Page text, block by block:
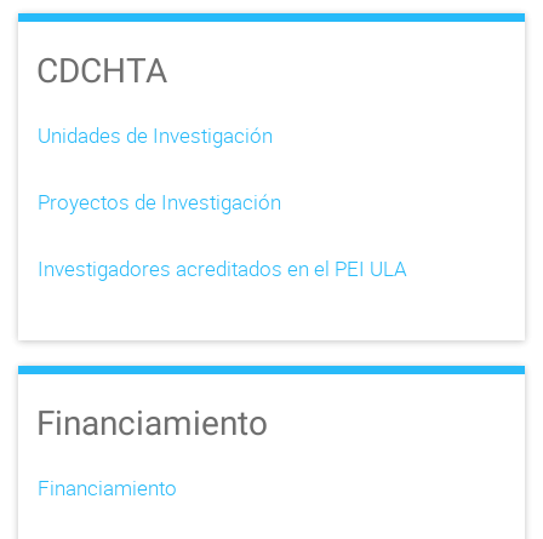
n
a
g
a
i
o
CDCHTA
Unidades de Investigación
Proyectos de Investigación
Investigadores acreditados en el PEI ULA
Financiamiento
Financiamiento